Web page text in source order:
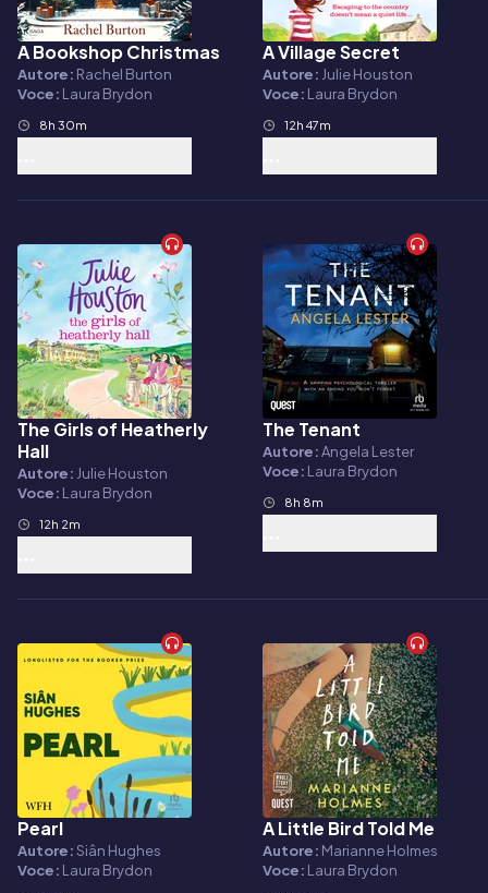
Audiolibro
A Bookshop Christmas
Autore: Rachel Burton
Voce: Laura Brydon
8h 30m
Audiolibro
A Village Secret
Autore: Julie Houston
Voce: Laura Brydon
12h 47m
Audiolibro
The Girls of Heatherly
Hall
Autore: Julie Houston
Voce: Laura Brydon
12h 2m
Audiolibro
The Tenant
Autore:Angela Lester
Voce: Laura Brydon
8h 8m
Audiolibro
Pearl
Autore:Siân Hughes
Voce: Laura Brydon
Audiolibro
A Little Bird Told Me
Autore: Marianne Holmes
Voce: Laura Brydon